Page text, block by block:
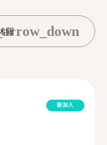
阳
新加入